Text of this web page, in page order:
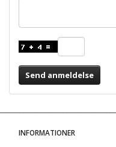
Send anmeldelse
INFORMATIONER